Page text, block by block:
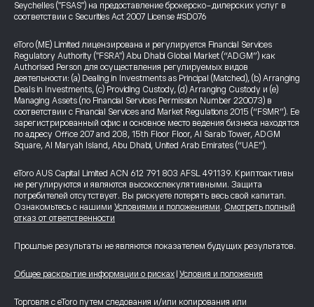
Seychelles ("FSAS") на предоставление брокерско-дилерских услуг в
соответствии с Securities Act 2007 License #SD076
eToro (ME) Limited лицензирована и регулируется Financial Services
Regulatory Authority ("FSRA") Abu Dhabi Global Market (“ADGM”) как
Authorised Person для осуществления регулируемых видов
деятельности: (a) Dealing in Investments as Principal (Matched), (b) Arranging
Deals in Investments, (c) Providing Custody, (d) Arranging Custody и (e)
Managing Assets (по Financial Services Permission Number 220073) в
соответствии с Financial Services and Market Regulations 2015 (“FSMR”). Ее
зарегистрированный офис и основное место ведения бизнеса находятся
по адресу Office 207 and 208, 15th Floor Floor, Al Sarab Tower, ADGM
Square, Al Maryah Island, Abu Dhabi, United Arab Emirates (“UAE”).
eToro AUS Capital Limited ACN 612 791 803 AFSL 491139. Криптоактивы
не регулируются и являются высокоспекулятивными. Защита
потребителей отсутствует. Вы рискуете потерять весь свой капитал.
Ознакомьтесь с нашими Условиями и положениями. Смотреть полный
отказ от ответственности
Прошлые результаты не являются показателем будущих результатов.
Общее раскрытие информации о рисках Условия и положения
Торговля с eToro путем следования и/или копирования или